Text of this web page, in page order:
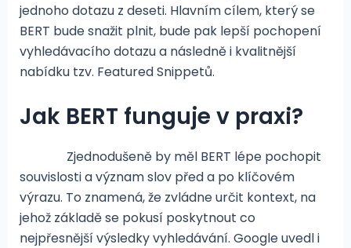
jednoho dotazu z deseti. Hlavním cílem, který se
BERT bude snažit plnit, bude pak lepší pochopení
vyhledávacího dotazu a následně i kvalitnější
nabídku tzv. Featured Snippetů.
Jak BERT funguje v praxi?
Zjednodušeně by měl BERT lépe pochopit
souvislosti a význam slov před a po klíčovém
výrazu. To znamená, že zvládne určit kontext, na
jehož základě se pokusí poskytnout co
nejpřesnější výsledky vyhledávání. Google uvedl i